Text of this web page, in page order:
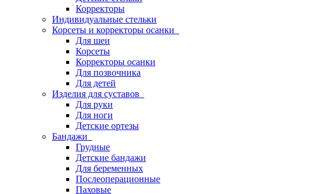
Корректоры
Индивидуальные стельки
Корсеты и корректоры осанки
Для шеи
Корсеты
Корректоры осанки
Для позвочника
Для детей
Изделия для суставов
Для руки
Для ноги
Детские ортезы
Бандажи
Грудные
Детские бандажи
Для беременных
Послеоперационные
Паховые